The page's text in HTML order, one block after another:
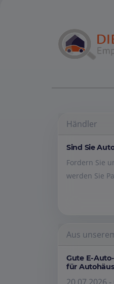
Händler
Sind Sie
Fordern Sie
werden Sie
Aus
Gute E-
für